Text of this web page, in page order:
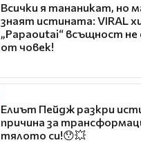
Всички я тананикат, но
знаят истината: VIRAL
„Papaoutai“ всъщност не
от човек!
Елиът Пейдж разкри
причина за
тялото си!😯💥